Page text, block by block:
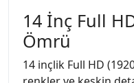
14 İnç Full
Ömrü
14 inçlik Full HD